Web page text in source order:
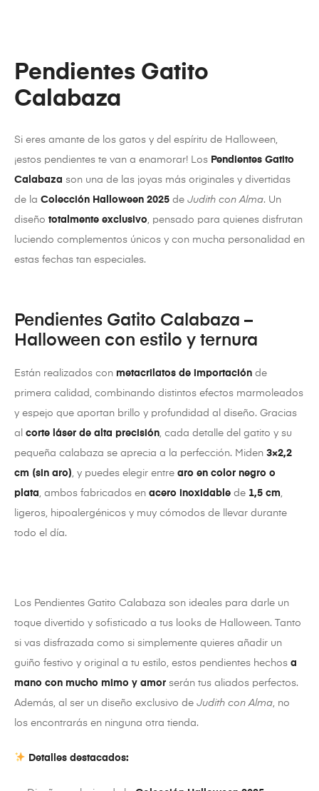
Pendientes Gatito
Calabaza
Si eres amante de los gatos y del espíritu de Halloween,
¡estos pendientes te van a enamorar! Los Pendientes Gatito
Calabaza son una de las joyas más originales y divertidas
de la Colección Halloween 2025 de Judith con Alma. Un
diseño totalmente exclusivo , pensado para quienes disfrutan
luciendo complementos únicos y con mucha personalidad en
estas fechas tan especiales.
Pendientes Gatito Calabaza –
Halloween con estilo y ternura
Están realizados con metacrilatos de importación de
primera calidad, combinando distintos efectos marmoleados
y espejo que aportan brillo y profundidad al diseño. Gracias
al corte láser de alta precisión , cada detalle del gatito y su
pequeña calabaza se aprecia a la perfección. Miden 3×2,2
cm (sin aro) , y puedes elegir entre aro en color negro o
plata , ambos fabricados en acero inoxidable de 1,5 cm
ligeros, hipoalergénicos y muy cómodos de llevar durante
todo el día.
Los Pendientes Gatito Calabaza son ideales para darle un
toque divertido y sofisticado a tus looks de Halloween. Tanto
si vas disfrazada como si simplemente quieres añadir un
guiño festivo y original a tu estilo, estos pendientes hechos a
mano con mucho mimo y amor serán tus aliados perfectos.
Además, al ser un diseño exclusivo de Judith con Alma , no
los encontrarás en ninguna otra tienda.
Detalles destacados: